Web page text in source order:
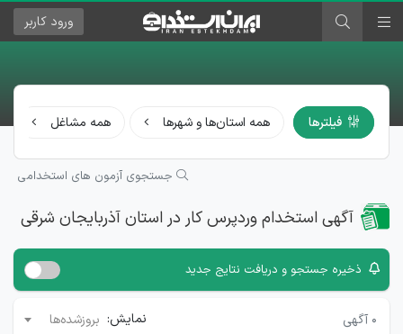
ورود کاربر
فیلترها همه استان‌ها و شهرها همه مشاغل
جستجوی آزمون های استخدامی
آگهی استخدام وردپرس کار در استان آذربایجان شرقی
ذخیره جستجو و دریافت نتایج جدید
۰ آگهی نمایش: بروزشده‌ها